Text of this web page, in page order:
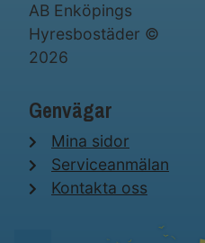
AB Enköpings
Hyresbostäder ©
2026
Genvägar
Mina sidor
Serviceanmälan
Kontakta oss